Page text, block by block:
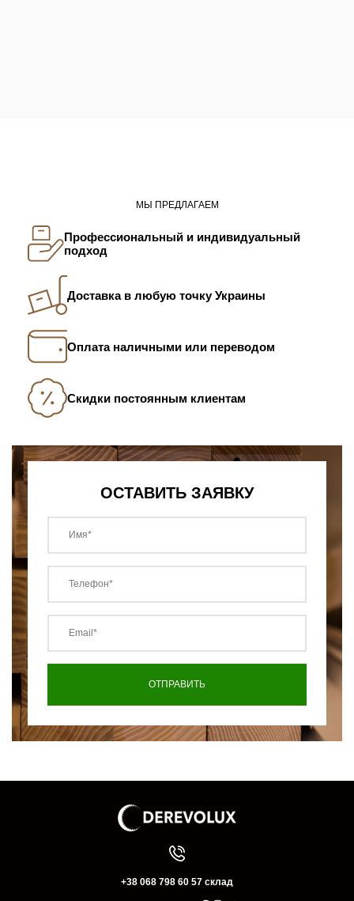
МЫ ПРЕДЛАГАЕМ
Профессиональный и индивидуальный
подход
Доставка в любую точку Украины
Оплата наличными или переводом
Скидки постоянным клиентам
ОСТАВИТЬ ЗАЯВКУ
+38 068 798 60 57 склад